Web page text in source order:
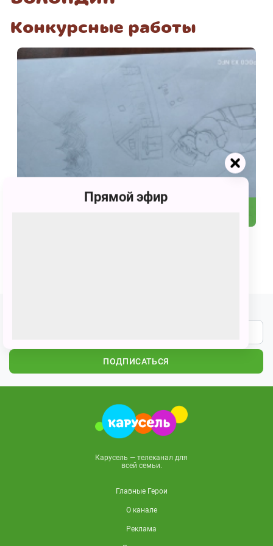
Конкурсные работы
ПОДПИСАТЬСЯ
Карусель — телеканал для
всей семьи.
Главные Герои
О канале
Реклама
Прямой эфир